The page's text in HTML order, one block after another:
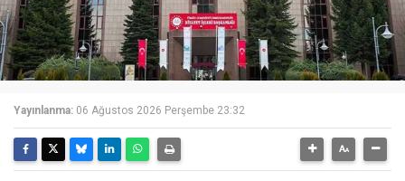
Yayınlanma: 06 Ağustos 2026 Perşembe 23:32